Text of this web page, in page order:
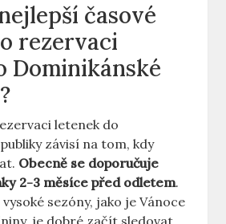
časové
rezervaci
Dominikánské
letenek do
závisí na tom, kdy
Obecně se doporučuje
2-3 měsíce před odletem.
sezóny, jako je Vánoce